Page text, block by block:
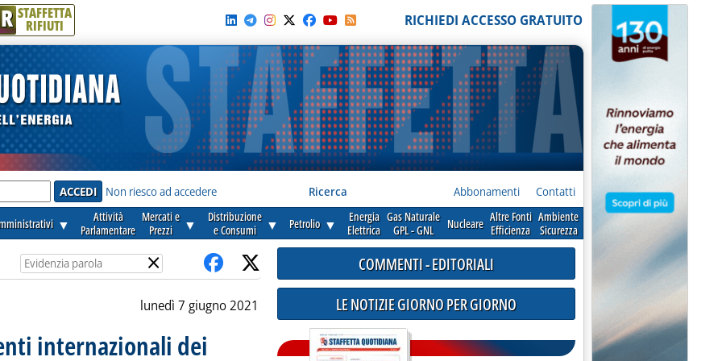
R STAFFETTA
RIFIUTI RICHIEDI ACCESSO GRATUITO
Non riesco ad accedere Ricerca Abbonamenti Contatti
▼
Attività
Parlamentare
Mercati e
Prezzi
▼
Distribuzione
e Consumi
▼ Petrolio ▼
Energia
Elettrica
Gas Naturale
GPL - GNL
Nucleare Altre Fonti
Efficienza
Ambiente
Sicurezza
×
lunedì 7 giugno 2021
internazionali dei
COMMENTI - EDITORIALI
LE NOTIZIE GIORNO PER GIORNO